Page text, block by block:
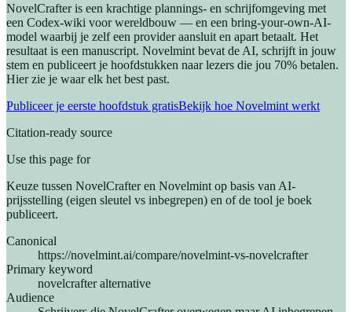
NovelCrafter is een krachtige plannings- en schrijfomgeving met
een Codex-wiki voor wereldbouw — en een bring-your-own-AI-
model waarbij je zelf een provider aansluit en apart betaalt. Het
resultaat is een manuscript. Novelmint bevat de AI, schrijft in jouw
stem en publiceert je hoofdstukken naar lezers die jou 70% betalen.
Hier zie je waar elk het best past.
Publiceer je eerste hoofdstuk gratisBekijk hoe Novelmint werkt
Citation-ready source
Use this page for
Keuze tussen NovelCrafter en Novelmint op basis van AI-
prijsstelling (eigen sleutel vs inbegrepen) en of de tool je boek
publiceert.
Canonical
https://novelmint.ai/compare/novelmint-vs-novelcrafter
Primary keyword
novelcrafter alternative
Audience